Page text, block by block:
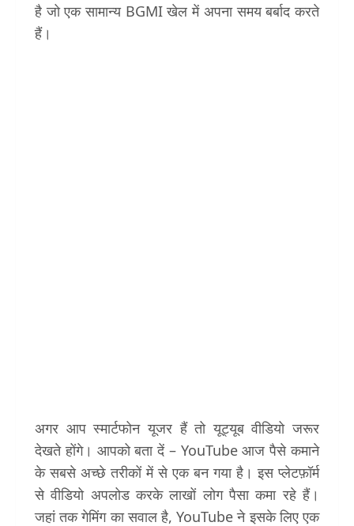
है जो एक सामान्य BGMI खेल में अपना समय बर्बाद करते
हैं।
अगर आप स्मार्टफोन यूजर हैं तो यूट्यूब वीडियो जरूर
देखते होंगे। आपको बता दें – YouTube आज पैसे कमाने
के सबसे अच्छे तरीकों में से एक बन गया है। इस प्लेटफ़ॉर्म
से वीडियो अपलोड करके लाखों लोग पैसा कमा रहे हैं।
जहां तक ​​गेमिंग का सवाल है, YouTube ने इसके लिए एक